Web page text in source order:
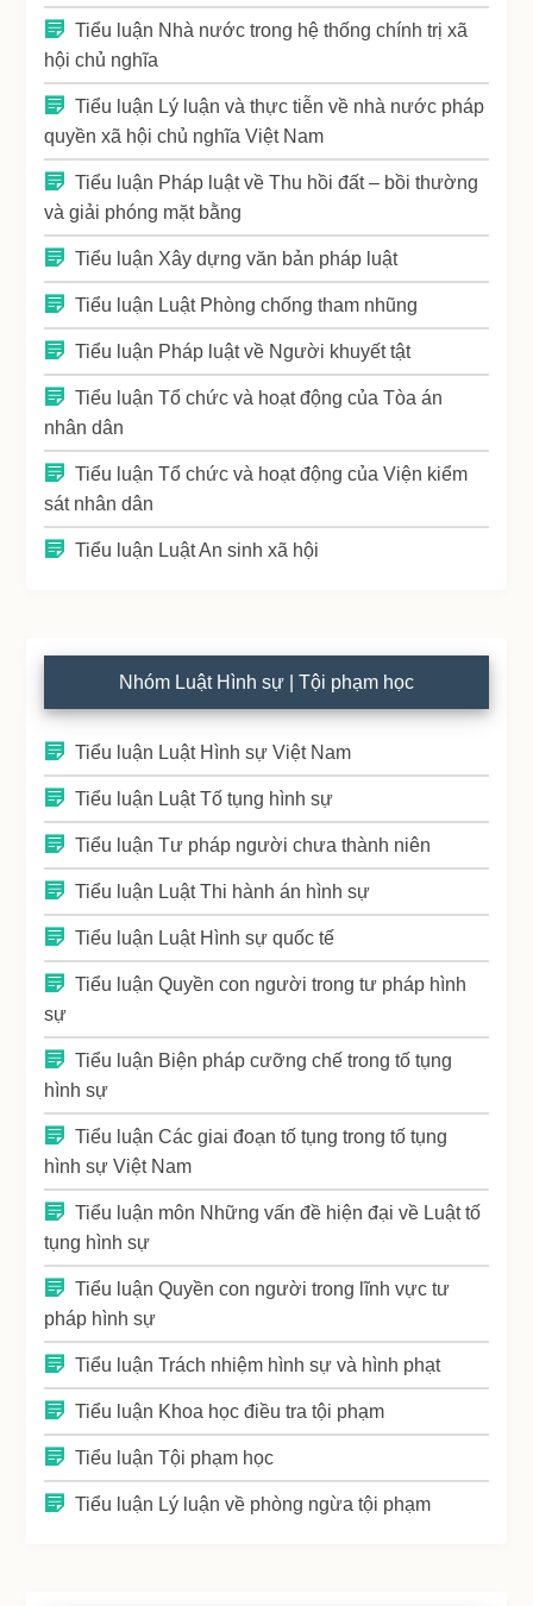
Tiểu luận Nhà nước trong hệ thống chính trị xã
hội chủ nghĩa
Tiểu luận Lý luận và thực tiễn về nhà nước pháp
quyền xã hội chủ nghĩa Việt Nam
Tiểu luận Pháp luật về Thu hồi đất – bồi thường
và giải phóng mặt bằng
Tiểu luận Xây dựng văn bản pháp luật
Tiểu luận Luật Phòng chống tham nhũng
Tiểu luận Pháp luật về Người khuyết tật
Tiểu luận Tổ chức và hoạt động của Tòa án
nhân dân
Tiểu luận Tổ chức và hoạt động của Viện kiểm
sát nhân dân
Tiểu luận Luật An sinh xã hội
Nhóm Luật Hình sự | Tội phạm học
Tiểu luận Luật Hình sự Việt Nam
Tiểu luận Luật Tố tụng hình sự
Tiểu luận Tư pháp người chưa thành niên
Tiểu luận Luật Thi hành án hình sự
Tiểu luận Luật Hình sự quốc tế
Tiểu luận Quyền con người trong tư pháp hình
sự
Tiểu luận Biện pháp cưỡng chế trong tố tụng
hình sự
Tiểu luận Các giai đoạn tố tụng trong tố tụng
hình sự Việt Nam
Tiểu luận môn Những vấn đề hiện đại về Luật tố
tụng hình sự
Tiểu luận Quyền con người trong lĩnh vực tư
pháp hình sự
Tiểu luận Trách nhiệm hình sự và hình phạt
Tiểu luận Khoa học điều tra tội phạm
Tiểu luận Tội phạm học
Tiểu luận Lý luận về phòng ngừa tội phạm